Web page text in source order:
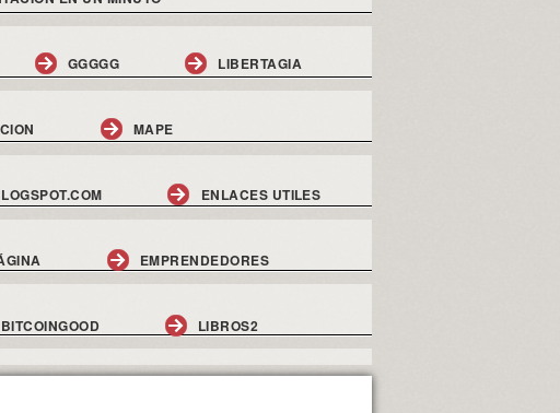
GGGGG LIBERTAGIA
MAPE
ENLACES UTILES
EMPRENDEDORES
BITCOINGOOD LIBROS2